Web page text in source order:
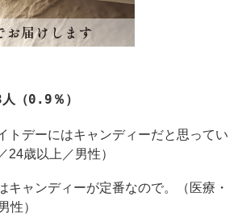
（0.9％）
トデーにはキャンディーだと思ってい
24歳以上／男性）
キャンディーが定番なので。（医療・
性）